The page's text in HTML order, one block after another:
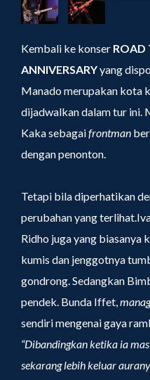
Kembali ke konser ROAD
ANNIVERSARYyang
Manado merupakan kota
dijadwalkan dalam tur ini.
Kaka sebagaifrontman
dengan penonton.
Tetapi bila diperhatikan
perubahan yang
Ridho juga yang biasanya
kumis dan jenggotnya
gondrong. Sedangkan
pendek. Bunda Iffet,
sendiri mengenai gaya
“Dibandingkan ketika ia
sekarang lebih keluar